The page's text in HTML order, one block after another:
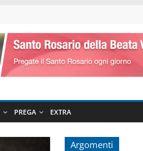
PREGA EXTRA
Argomenti